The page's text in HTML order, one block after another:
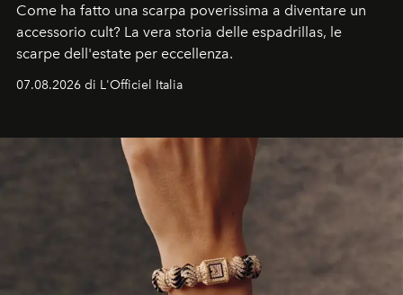
Come ha fatto una scarpa poverissima a diventare un
accessorio cult? La vera storia delle espadrillas, le
scarpe dell'estate per eccellenza.
07.08.2026 di L'Officiel Italia